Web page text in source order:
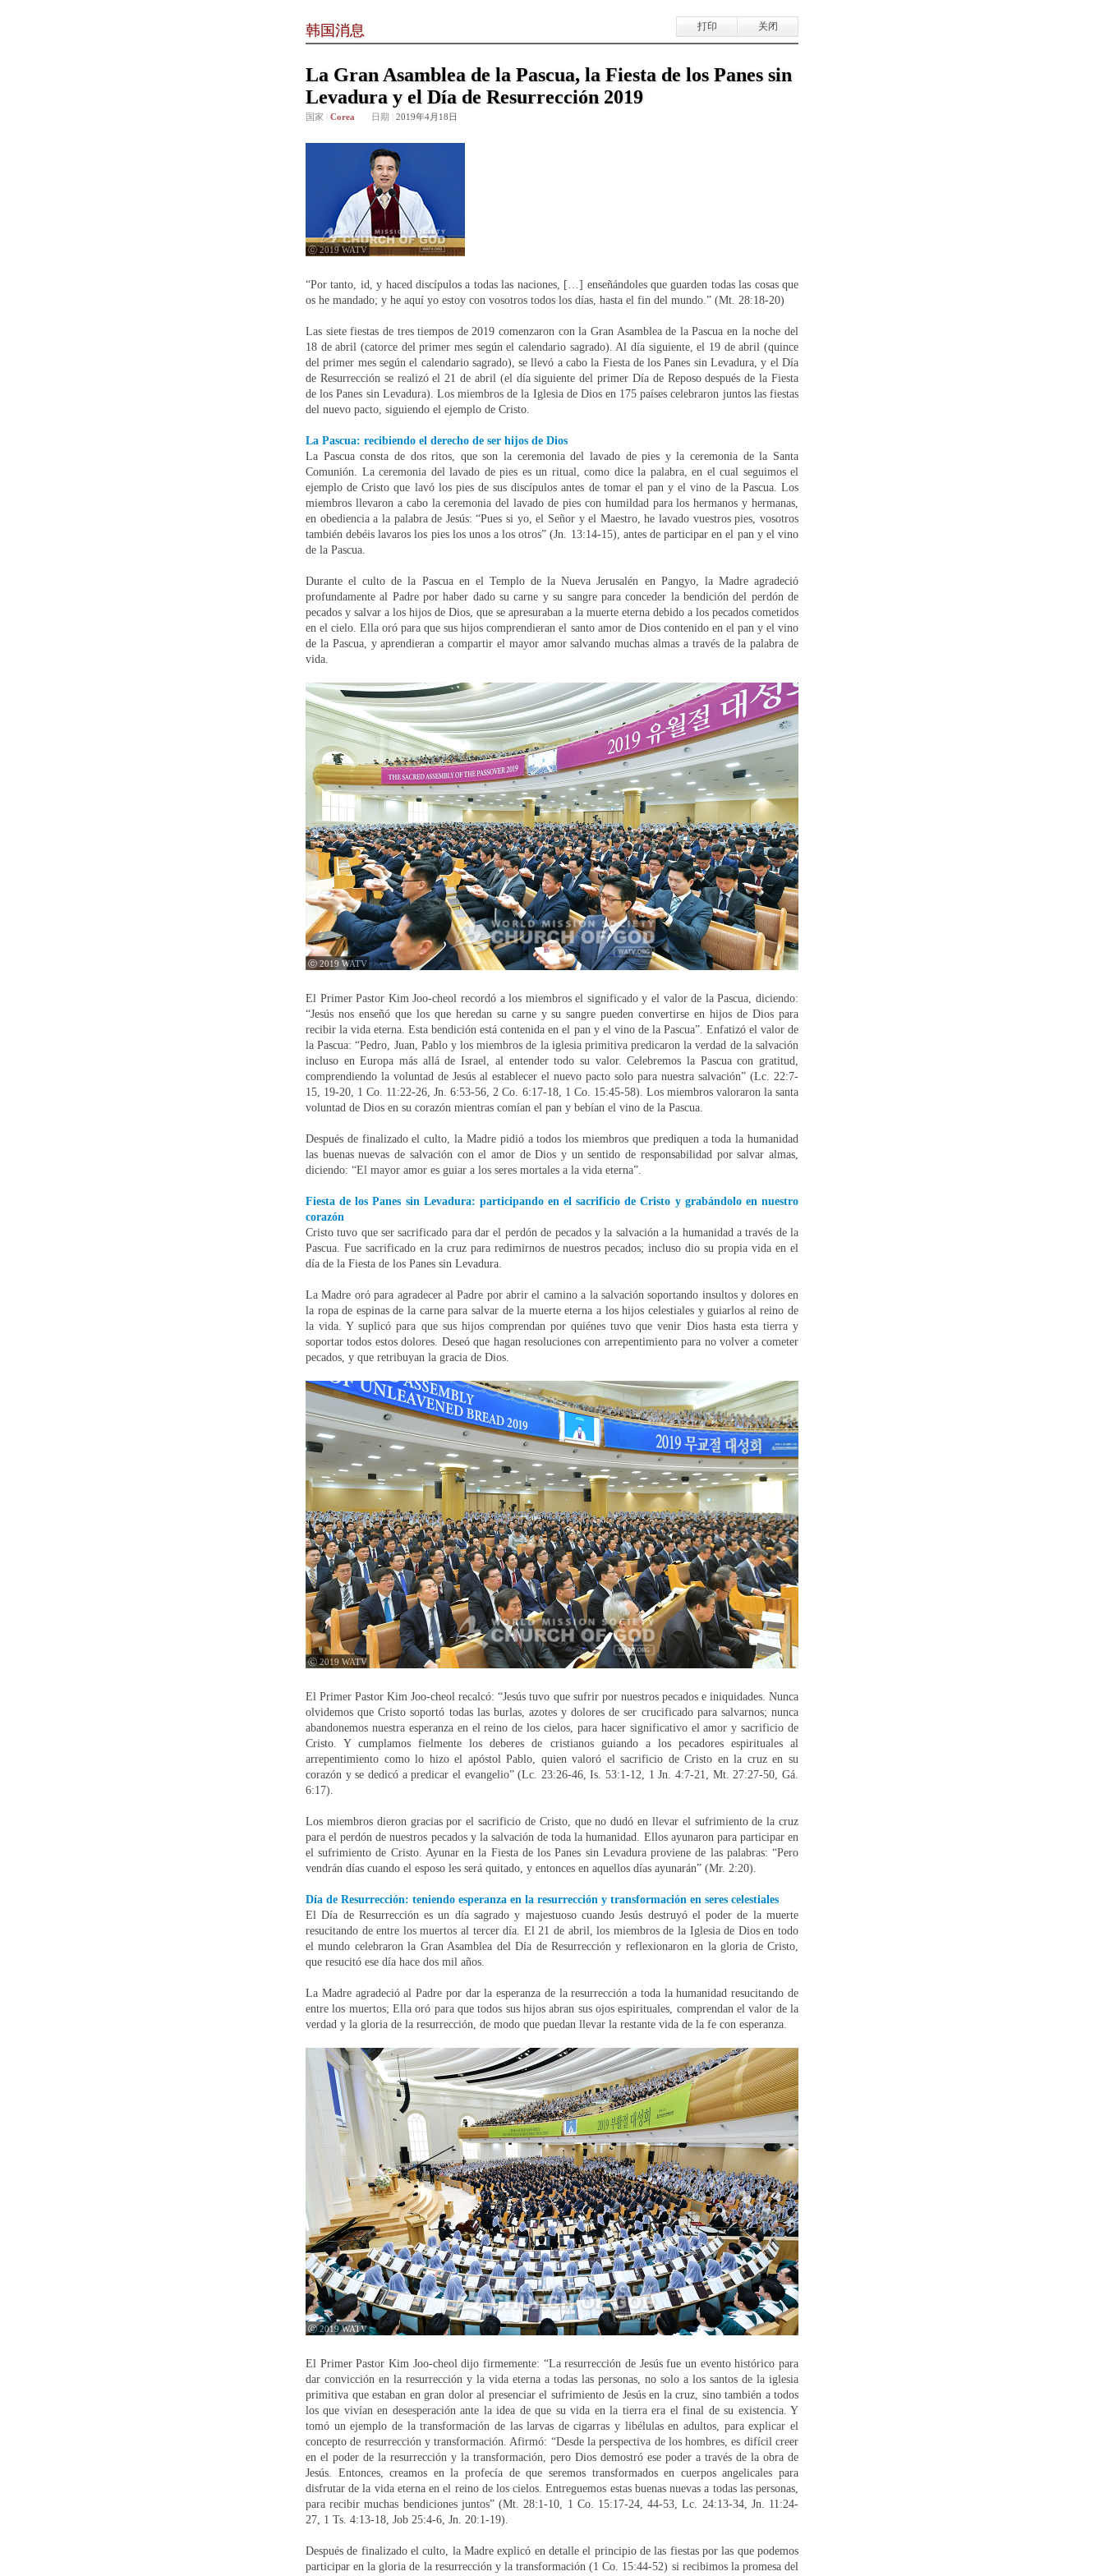
韩国消息 打印 关闭
La Gran Asamblea de la Pascua, la Fiesta de los Panes sin
Levadura y el Día de Resurrección 2019
国家 Corea 日期 2019年4月18日
ⓒ 2019 WATV
“Por tanto, id, y haced discípulos a todas las naciones, […] enseñándoles que guarden todas las cosas que
os he mandado; y he aquí yo estoy con vosotros todos los días, hasta el fin del mundo.” (Mt. 28:18-20)
Las siete fiestas de tres tiempos de 2019 comenzaron con la Gran Asamblea de la Pascua en la noche del
18 de abril (catorce del primer mes según el calendario sagrado). Al día siguiente, el 19 de abril (quince
del primer mes según el calendario sagrado), se llevó a cabo la Fiesta de los Panes sin Levadura, y el Día
de Resurrección se realizó el 21 de abril (el día siguiente del primer Día de Reposo después de la Fiesta
de los Panes sin Levadura). Los miembros de la Iglesia de Dios en 175 países celebraron juntos las fiestas
del nuevo pacto, siguiendo el ejemplo de Cristo.
La Pascua: recibiendo el derecho de ser hijos de Dios
La Pascua consta de dos ritos, que son la ceremonia del lavado de pies y la ceremonia de la Santa
Comunión. La ceremonia del lavado de pies es un ritual, como dice la palabra, en el cual seguimos el
ejemplo de Cristo que lavó los pies de sus discípulos antes de tomar el pan y el vino de la Pascua. Los
miembros llevaron a cabo la ceremonia del lavado de pies con humildad para los hermanos y hermanas,
en obediencia a la palabra de Jesús: “Pues si yo, el Señor y el Maestro, he lavado vuestros pies, vosotros
también debéis lavaros los pies los unos a los otros” (Jn. 13:14-15), antes de participar en el pan y el vino
de la Pascua.
Durante el culto de la Pascua en el Templo de la Nueva Jerusalén en Pangyo, la Madre agradeció
profundamente al Padre por haber dado su carne y su sangre para conceder la bendición del perdón de
pecados y salvar a los hijos de Dios, que se apresuraban a la muerte eterna debido a los pecados cometidos
en el cielo. Ella oró para que sus hijos comprendieran el santo amor de Dios contenido en el pan y el vino
de la Pascua, y aprendieran a compartir el mayor amor salvando muchas almas a través de la palabra de
vida.
ⓒ 2019 WATV
El Primer Pastor Kim Joo-cheol recordó a los miembros el significado y el valor de la Pascua, diciendo:
“Jesús nos enseñó que los que heredan su carne y su sangre pueden convertirse en hijos de Dios para
recibir la vida eterna. Esta bendición está contenida en el pan y el vino de la Pascua”. Enfatizó el valor de
la Pascua: “Pedro, Juan, Pablo y los miembros de la iglesia primitiva predicaron la verdad de la salvación
incluso en Europa más allá de Israel, al entender todo su valor. Celebremos la Pascua con gratitud,
comprendiendo la voluntad de Jesús al establecer el nuevo pacto solo para nuestra salvación” (Lc. 22:7-
15, 19-20, 1 Co. 11:22-26, Jn. 6:53-56, 2 Co. 6:17-18, 1 Co. 15:45-58). Los miembros valoraron la santa
voluntad de Dios en su corazón mientras comían el pan y bebían el vino de la Pascua.
Después de finalizado el culto, la Madre pidió a todos los miembros que prediquen a toda la humanidad
las buenas nuevas de salvación con el amor de Dios y un sentido de responsabilidad por salvar almas,
diciendo: “El mayor amor es guiar a los seres mortales a la vida eterna”.
Fiesta de los Panes sin Levadura: participando en el sacrificio de Cristo y grabándolo en nuestro
corazón
Cristo tuvo que ser sacrificado para dar el perdón de pecados y la salvación a la humanidad a través de la
Pascua. Fue sacrificado en la cruz para redimirnos de nuestros pecados; incluso dio su propia vida en el
día de la Fiesta de los Panes sin Levadura.
La Madre oró para agradecer al Padre por abrir el camino a la salvación soportando insultos y dolores en
la ropa de espinas de la carne para salvar de la muerte eterna a los hijos celestiales y guiarlos al reino de
la vida. Y suplicó para que sus hijos comprendan por quiénes tuvo que venir Dios hasta esta tierra y
soportar todos estos dolores. Deseó que hagan resoluciones con arrepentimiento para no volver a cometer
pecados, y que retribuyan la gracia de Dios.
ⓒ 2019 WATV
El Primer Pastor Kim Joo-cheol recalcó: “Jesús tuvo que sufrir por nuestros pecados e iniquidades. Nunca
olvidemos que Cristo soportó todas las burlas, azotes y dolores de ser crucificado para salvarnos; nunca
abandonemos nuestra esperanza en el reino de los cielos, para hacer significativo el amor y sacrificio de
Cristo. Y cumplamos fielmente los deberes de cristianos guiando a los pecadores espirituales al
arrepentimiento como lo hizo el apóstol Pablo, quien valoró el sacrificio de Cristo en la cruz en su
corazón y se dedicó a predicar el evangelio” (Lc. 23:26-46, Is. 53:1-12, 1 Jn. 4:7-21, Mt. 27:27-50, Gá.
6:17).
Los miembros dieron gracias por el sacrificio de Cristo, que no dudó en llevar el sufrimiento de la cruz
para el perdón de nuestros pecados y la salvación de toda la humanidad. Ellos ayunaron para participar en
el sufrimiento de Cristo. Ayunar en la Fiesta de los Panes sin Levadura proviene de las palabras: “Pero
vendrán días cuando el esposo les será quitado, y entonces en aquellos días ayunarán” (Mr. 2:20).
Día de Resurrección: teniendo esperanza en la resurrección y transformación en seres celestiales
El Día de Resurrección es un día sagrado y majestuoso cuando Jesús destruyó el poder de la muerte
resucitando de entre los muertos al tercer día. El 21 de abril, los miembros de la Iglesia de Dios en todo
el mundo celebraron la Gran Asamblea del Día de Resurrección y reflexionaron en la gloria de Cristo,
que resucitó ese día hace dos mil años.
La Madre agradeció al Padre por dar la esperanza de la resurrección a toda la humanidad resucitando de
entre los muertos; Ella oró para que todos sus hijos abran sus ojos espirituales, comprendan el valor de la
verdad y la gloria de la resurrección, de modo que puedan llevar la restante vida de la fe con esperanza.
ⓒ 2019 WATV
El Primer Pastor Kim Joo-cheol dijo firmemente: “La resurrección de Jesús fue un evento histórico para
dar convicción en la resurrección y la vida eterna a todas las personas, no solo a los santos de la iglesia
primitiva que estaban en gran dolor al presenciar el sufrimiento de Jesús en la cruz, sino también a todos
los que vivían en desesperación ante la idea de que su vida en la tierra era el final de su existencia. Y
tomó un ejemplo de la transformación de las larvas de cigarras y libélulas en adultos, para explicar el
concepto de resurrección y transformación. Afirmó: “Desde la perspectiva de los hombres, es difícil creer
en el poder de la resurrección y la transformación, pero Dios demostró ese poder a través de la obra de
Jesús. Entonces, creamos en la profecía de que seremos transformados en cuerpos angelicales para
disfrutar de la vida eterna en el reino de los cielos. Entreguemos estas buenas nuevas a todas las personas,
para recibir muchas bendiciones juntos” (Mt. 28:1-10, 1 Co. 15:17-24, 44-53, Lc. 24:13-34, Jn. 11:24-
27, 1 Ts. 4:13-18, Job 25:4-6, Jn. 20:1-19).
Después de finalizado el culto, la Madre explicó en detalle el principio de las fiestas por las que podemos
participar en la gloria de la resurrección y la transformación (1 Co. 15:44-52) si recibimos la promesa del